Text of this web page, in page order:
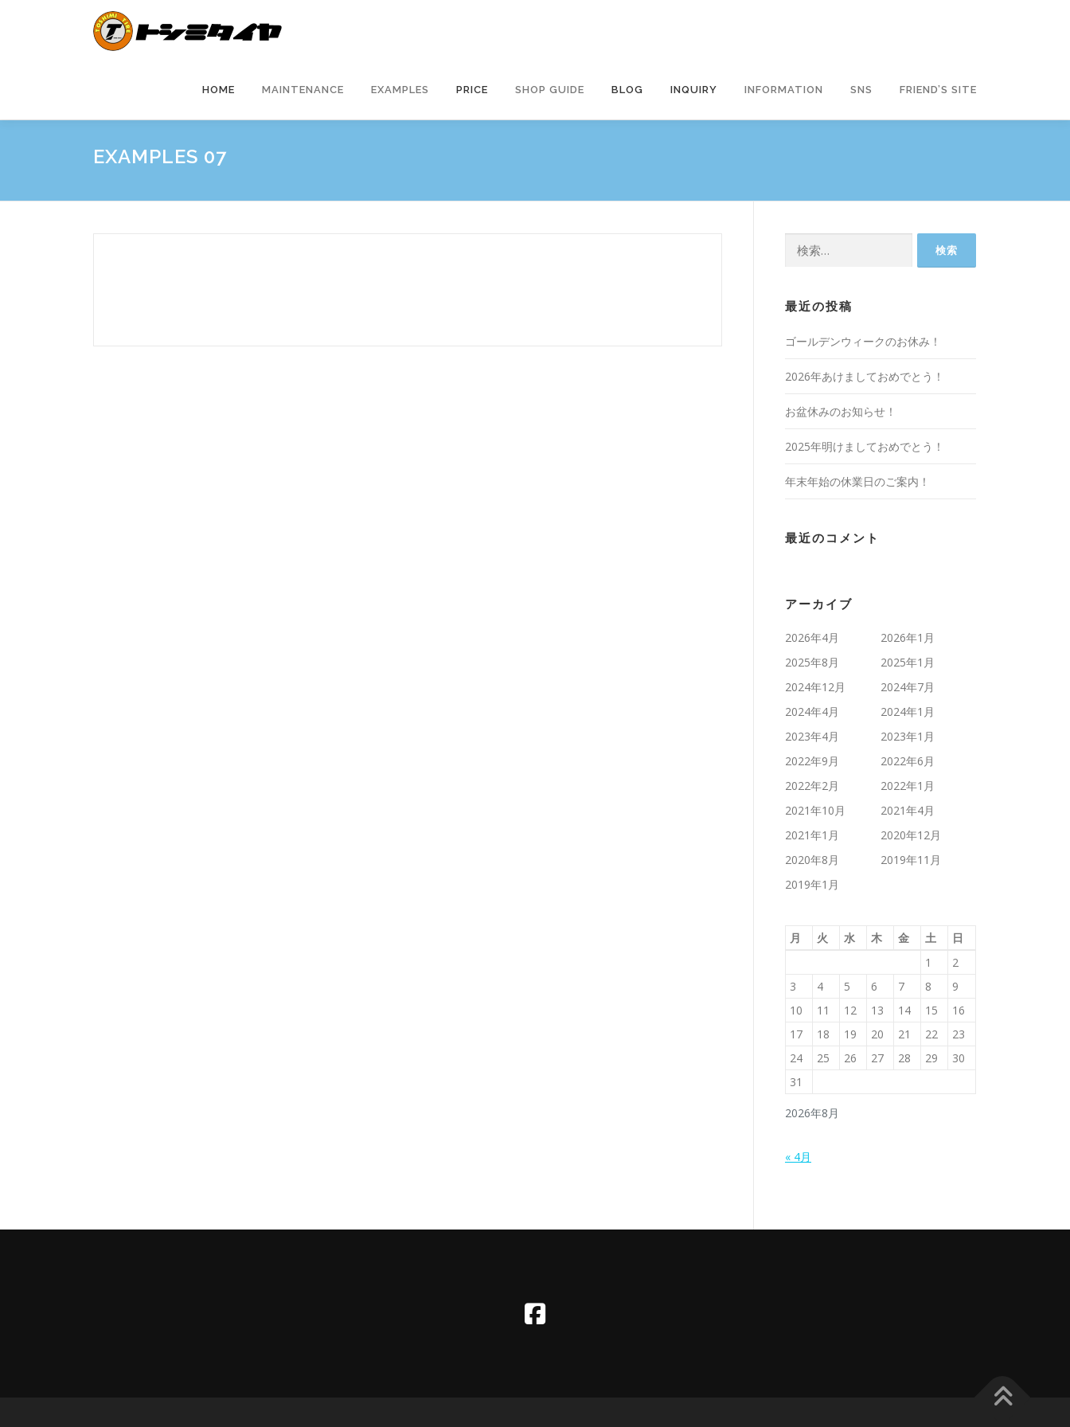
ス
HOME MAINTENANCE EXAMPLES PRICE SHOP GUIDE BLOG INQUIRY INFORMATION SNS FRIEND’S SITE
EXAMPLES 07
最近の投稿
ゴールデンウィークのお休み！
2026年あけましておめでとう！
お盆休みのお知らせ！
2025年明けましておめでとう！
年末年始の休業日のご案内！
最近のコメント
アーカイブ
2026年4月
2026年1月
2025年8月
2025年1月
2024年12月
2024年7月
2024年4月
2024年1月
2023年4月
2023年1月
2022年9月
2022年6月
2022年2月
2022年1月
2021年10月
2021年4月
2021年1月
2020年12月
2020年8月
2019年11月
2019年1月
2026年8月
月 火 水 木 金 土
日
1
2
3
4 5 6 7 8
9
10
11 12 13 14 15
16
17
18 19 20 21 22
23
24
25 26 27 28 29
30
31
« 4月